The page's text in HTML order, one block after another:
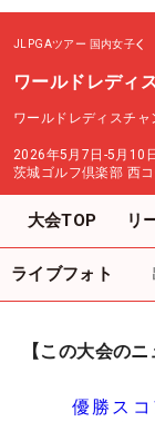
JLPGAツアー 国内女子
ワールドレディ
ワールドレディスチ
2026年5月7日-5月10
茨城ゴルフ倶楽部 西コ
大会TOP リ
ライブフォト
【この大会のニ
優勝ス